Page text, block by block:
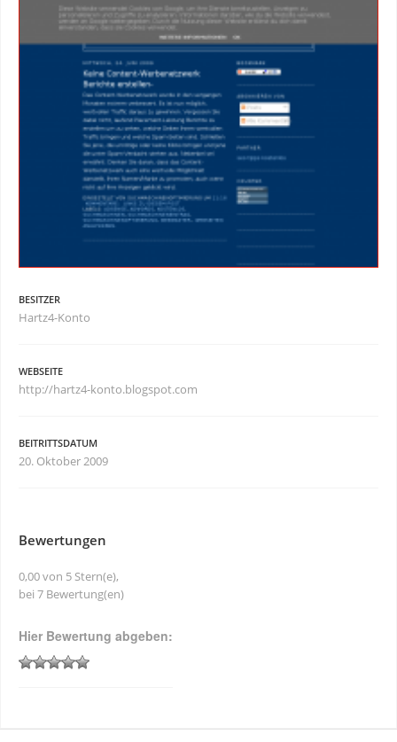
BESITZER
Hartz4-Konto
WEBSEITE
http://hartz4-konto.blogspot.com
BEITRITTSDATUM
20. Oktober 2009
Bewertungen
0,00 von 5 Stern(e),
bei 7 Bewertung(en)
Hier Bewertung abgeben: